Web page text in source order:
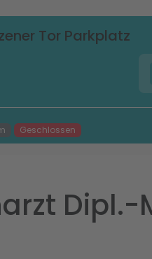
Tor Parkplatz
Geschlossen
Dipl.-